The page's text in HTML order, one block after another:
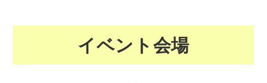
イベント会場